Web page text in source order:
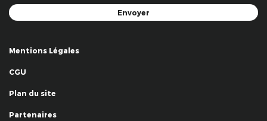
Mentions Légales
CGU
Plan du site
Partenaires